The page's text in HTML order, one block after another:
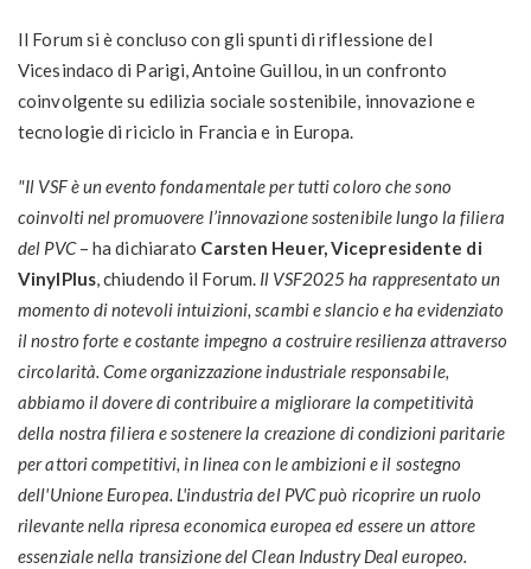
Il Forum si è concluso con gli spunti di riflessione del
Vicesindaco di Parigi, Antoine Guillou, in un confronto
coinvolgente su edilizia sociale sostenibile, innovazione e
tecnologie di riciclo in Francia e in Europa.
"Il VSF è un evento fondamentale per tutti coloro che sono
coinvolti nel promuovere l’innovazione sostenibile lungo la filiera
del PVC– ha dichiarato Carsten Heuer, Vicepresidente di
VinylPlus, chiudendo il Forum. Il VSF2025 ha rappresentato un
momento di notevoli intuizioni, scambi e slancio e ha evidenziato
il nostro forte e costante impegno a costruire resilienza attraverso
circolarità. Come organizzazione industriale responsabile,
abbiamo il dovere di contribuire a migliorare la competitività
della nostra filiera e sostenere la creazione di condizioni paritarie
per attori competitivi, in linea con le ambizioni e il sostegno
dell'Unione Europea. L'industria del PVC può ricoprire un ruolo
rilevante nella ripresa economica europea ed essere un attore
essenziale nella transizione del Clean Industry Deal europeo.